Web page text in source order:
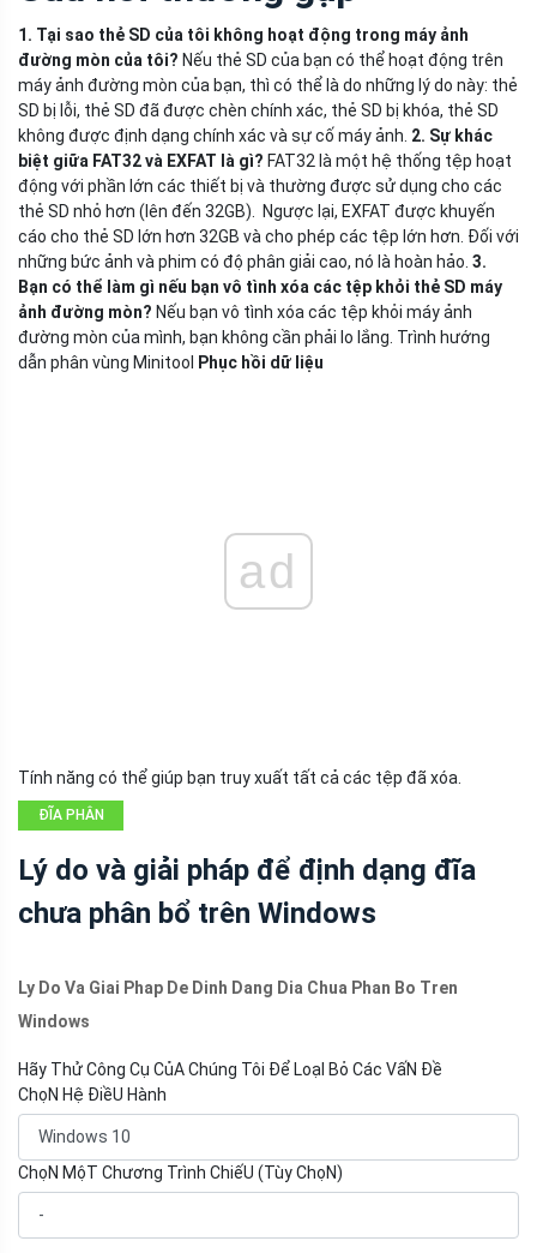
1. Tại sao thẻ SD của tôi không hoạt động trong máy ảnh
đường mòn của tôi? Nếu thẻ SD của bạn có thể hoạt động trên
máy ảnh đường mòn của bạn, thì có thể là do những lý do này: thẻ
SD bị lỗi, thẻ SD đã được chèn chính xác, thẻ SD bị khóa, thẻ SD
không được định dạng chính xác và sự cố máy ảnh. 2. Sự khác
biệt giữa FAT32 và EXFAT là gì? FAT32 là một hệ thống tệp hoạt
động với phần lớn các thiết bị và thường được sử dụng cho các
thẻ SD nhỏ hơn (lên đến 32GB). Ngược lại, EXFAT được khuyến
cáo cho thẻ SD lớn hơn 32GB và cho phép các tệp lớn hơn. Đối với
những bức ảnh và phim có độ phân giải cao, nó là hoàn hảo. 3.
Bạn có thể làm gì nếu bạn vô tình xóa các tệp khỏi thẻ SD máy
ảnh đường mòn? Nếu bạn vô tình xóa các tệp khỏi máy ảnh
đường mòn của mình, bạn không cần phải lo lắng. Trình hướng
dẫn phân vùng Minitool
Phục hồi dữ liệu
ad
Tính năng có thể giúp bạn truy xuất tất cả các tệp đã xóa.
ĐĨA PHÂN
Lý do và giải pháp để định dạng đĩa
chưa phân bổ trên Windows
Ly Do Va Giai Phap De Dinh Dang Dia Chua Phan Bo Tren
Windows
Hãy Thử Công Cụ CủA Chúng Tôi Để LoạI Bỏ Các VấN Đề
ChọN Hệ ĐiềU Hành
ChọN MộT Chương Trình ChiếU (Tùy ChọN)